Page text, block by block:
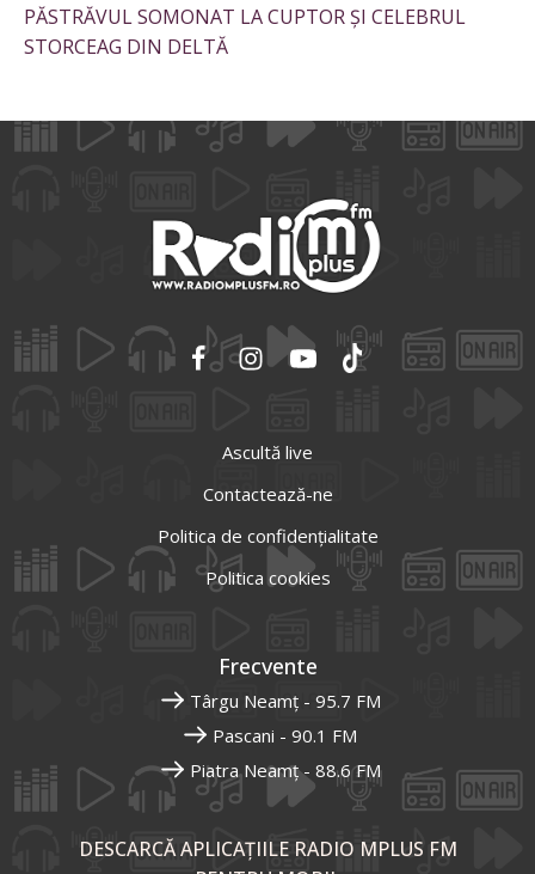
PĂSTRĂVUL SOMONAT LA CUPTOR ȘI CELEBRUL
STORCEAG DIN DELTĂ
Ascultă live
Contactează-ne
Politica de confidențialitate
Politica cookies
Frecvente
Târgu Neamț - 95.7 FM
Pascani - 90.1 FM
Piatra Neamț - 88.6 FM
DESCARCĂ APLICAȚIILE RADIO MPLUS FM